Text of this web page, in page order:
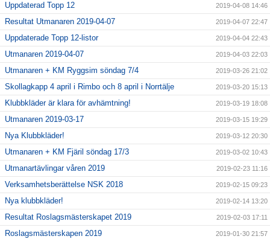
Uppdaterad Topp 12 2019-04-08 14:46
Resultat Utmanaren 2019-04-07 2019-04-07 22:47
Uppdaterade Topp 12-listor 2019-04-04 22:43
Utmanaren 2019-04-07 2019-04-03 22:03
Utmanaren + KM Ryggsim söndag 7/4 2019-03-26 21:02
Skollagkapp 4 april i Rimbo och 8 april i Norrtälje 2019-03-20 15:13
Klubbkläder är klara för avhämtning! 2019-03-19 18:08
Utmanaren 2019-03-17 2019-03-15 19:29
Nya Klubbkläder! 2019-03-12 20:30
Utmanaren + KM Fjäril söndag 17/3 2019-03-02 10:43
Utmanartävlingar våren 2019 2019-02-23 11:16
Verksamhetsberättelse NSK 2018 2019-02-15 09:23
Nya klubbkläder! 2019-02-14 13:20
Resultat Roslagsmästerskapet 2019 2019-02-03 17:11
Roslagsmästerskapen 2019 2019-01-30 21:57